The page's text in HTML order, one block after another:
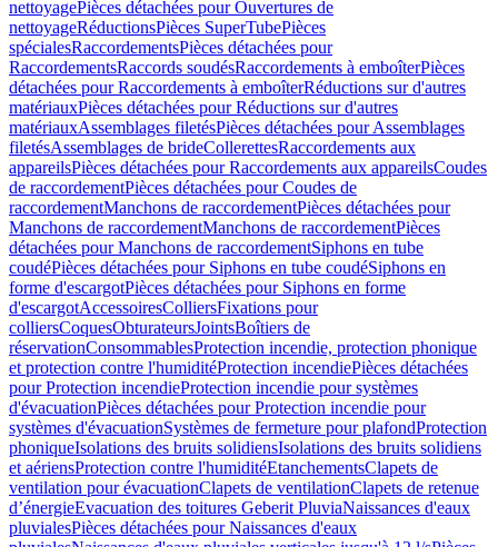
nettoyagePièces détachées pour Ouvertures de
nettoyageRéductionsPièces SuperTubePièces
spécialesRaccordementsPièces détachées pour
RaccordementsRaccords soudésRaccordements à emboîterPièces
détachées pour Raccordements à emboîterRéductions sur d'autres
matériauxPièces détachées pour Réductions sur d'autres
matériauxAssemblages filetésPièces détachées pour Assemblages
filetésAssemblages de brideCollerettesRaccordements aux
appareilsPièces détachées pour Raccordements aux appareilsCoudes
de raccordementPièces détachées pour Coudes de
raccordementManchons de raccordementPièces détachées pour
Manchons de raccordementManchons de raccordementPièces
détachées pour Manchons de raccordementSiphons en tube
coudéPièces détachées pour Siphons en tube coudéSiphons en
forme d'escargotPièces détachées pour Siphons en forme
d'escargotAccessoiresColliersFixations pour
colliersCoquesObturateursJointsBoîtiers de
réservationConsommablesProtection incendie, protection phonique
et protection contre l'humiditéProtection incendiePièces détachées
pour Protection incendieProtection incendie pour systèmes
d'évacuationPièces détachées pour Protection incendie pour
systèmes d'évacuationSystèmes de fermeture pour plafondProtection
phoniqueIsolations des bruits solidiensIsolations des bruits solidiens
et aériensProtection contre l'humiditéEtanchementsClapets de
ventilation pour évacuationClapets de ventilationClapets de retenue
d’énergieEvacuation des toitures Geberit PluviaNaissances d'eaux
pluvialesPièces détachées pour Naissances d'eaux